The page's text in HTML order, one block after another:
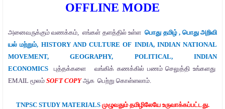
OFFLINE MODE
அனைவருக்கும் வணக்கம் எங்கள் தளத்தில் உள்ள பொது தமிழ் , பொது அறிவி
யல் மற்றும், HISTORY AND CULTURE OF INDIA, INDIAN NATIONAL
MOVEMENT,
GEOGRAPHY, POLITICAL, INDIAN
ECONOMICS
புத்தக்களை வங்கிக் கணக்கில் பணம் செலுத்தி உங்களது
EMAIL மூலம் SOFT COPY ஆக பெற்று கொள்ளலாம்
TNPSC STUDY MATERIALS முழுவதும் தமிழிலேயே உருவாக்கப்பட்டது.